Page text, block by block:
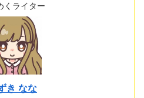
くライター
き なな